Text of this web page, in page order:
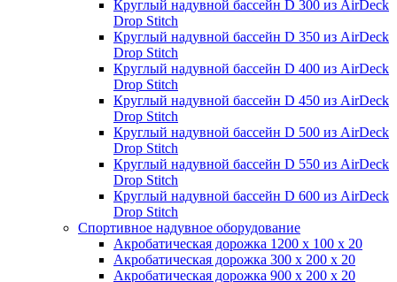
Круглый надувной бассейн D 300 из AirDeck
Drop Stitch
Круглый надувной бассейн D 350 из AirDeck
Drop Stitch
Круглый надувной бассейн D 400 из AirDeck
Drop Stitch
Круглый надувной бассейн D 450 из AirDeck
Drop Stitch
Круглый надувной бассейн D 500 из AirDeck
Drop Stitch
Круглый надувной бассейн D 550 из AirDeck
Drop Stitch
Круглый надувной бассейн D 600 из AirDeck
Drop Stitch
Спортивное надувное оборудование
Акробатическая дорожка 1200 x 100 x 20
Акробатическая дорожка 300 x 200 x 20
Акробатическая дорожка 900 x 200 x 20